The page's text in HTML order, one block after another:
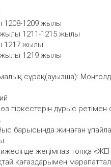
1208-1209 жылы
жылы 1211-1215 жылы
1217 жылы
жылы 1219 жылы
сұрақ(ауызша):
тіркестерін дұрыс
барысында жинаған
жеңімпаз топқа
қағаздарымен